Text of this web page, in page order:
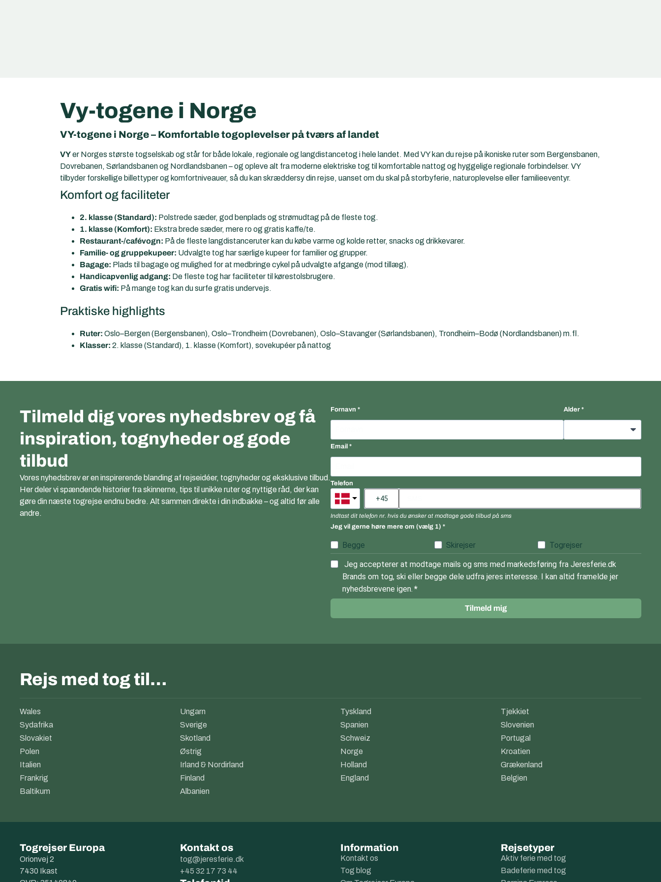
Vy-togene i Norge
VY-togene i Norge – Komfortable togoplevelser på tværs af landet
VYer Norges største togselskab og står for både lokale, regionale og langdistancetog i hele landet. Med VY kan du rejse på ikoniske ruter som Bergensbanen,
Dovrebanen, Sørlandsbanen og Nordlandsbanen – og opleve alt fra moderne elektriske tog til komfortable nattog og hyggelige regionale forbindelser. VY
tilbyder forskellige billettyper og komfortniveauer, så du kan skræddersy din rejse, uanset om du skal på storbyferie, naturoplevelse eller familieeventyr.
Komfort og faciliteter
2. klasse (Standard): Polstrede sæder, god benplads og strømudtag på de fleste tog.
1. klasse (Komfort): Ekstra brede sæder, mere ro og gratis kaffe/te.
Restaurant-/cafévogn: På de fleste langdistanceruter kan du købe varme og kolde retter, snacks og drikkevarer.
Familie- og gruppekupeer: Udvalgte tog har særlige kupeer for familier og grupper.
Bagage: Plads til bagage og mulighed for at medbringe cykel på udvalgte afgange (mod tillæg).
Handicapvenlig adgang: De fleste tog har faciliteter til kørestolsbrugere.
Gratis wifi: På mange tog kan du surfe gratis undervejs.
Praktiske highlights
Ruter: Oslo–Bergen (Bergensbanen), Oslo–Trondheim (Dovrebanen), Oslo–Stavanger (Sørlandsbanen), Trondheim–Bodø (Nordlandsbanen) m.fl.
Klasser: 2. klasse (Standard), 1. klasse (Komfort), sovekupéer på nattog
Tilmeld dig vores nyhedsbrev og få
inspiration, tognyheder og gode
tilbud
Vores nyhedsbrev er en inspirerende blanding af rejseidéer, tognyheder og eksklusive tilbud.
Her deler vi spændende historier fra skinnerne, tips til unikke ruter og nyttige råd, der kan
gøre din næste togrejse endnu bedre. Alt sammen direkte i din indbakke – og altid før alle
andre.
Fornavn Alder
Email
Telefon
Indtast dit telefon nr. hvis du ønsker at modtage gode tilbud på sms
Jeg vil gerne høre mere om (vælg 1)
Begge Skirejser Togrejser
Jeg accepterer at modtage mails og sms med markedsføring fra Jeresferie.dk
Brands om tog, ski eller begge dele udfra jeres interesse. I kan altid framelde jer
nyhedsbrevene igen.
Tilmeld mig
Rejs med tog til…
Wales Ungarn Tyskland
Tjekkiet
Sydafrika
Sverige Spanien
Slovenien
Slovakiet
Skotland Schweiz
Portugal
Polen
Østrig Norge
Kroatien
Italien
Irland & Nordirland Holland
Grækenland
Frankrig
Finland England
Belgien
Baltikum
Albanien
Togrejser Europa
Orionvej 2
7430 Ikast
Kontakt os
tog@jeresferie.dk
+45 32 17 73 44
Information
Kontakt os
Tog blog
Rejsetyper
Aktiv ferie med tog
Badeferie med tog